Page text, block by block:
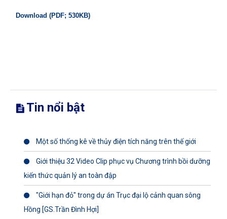
Download (PDF; 530KB)
Tin nổi bật
Một số thống kê về thủy điện tích năng trên thế giới
Giới thiệu 32 Video Clip phục vụ Chương trình bồi dưỡng
kiến thức quản lý an toàn đập
"Giới hạn đỏ" trong dự án Trục đại lộ cảnh quan sông
Hồng [GS.Trần Đình Hợi]